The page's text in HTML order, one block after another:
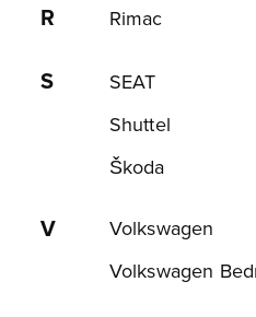
R Rimac
S
SEAT
Shuttel
Škoda
V
Volkswagen
Volkswagen